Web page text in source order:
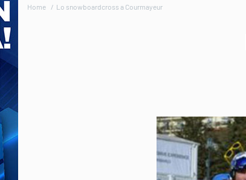
Home Lo snowboardcross a Courmayeur